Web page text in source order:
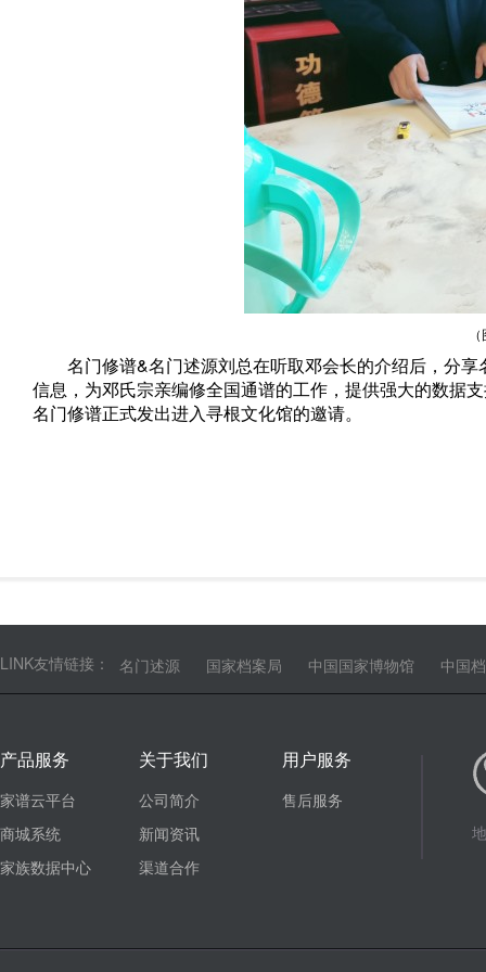
名门修谱&名门述源刘总在听取邓会长的介绍后，分享
信息，为邓氏宗亲编修全国通谱的工作，提供强大的数据
名门修谱正式发出进入寻根文化馆的邀请。
LINK友情链接： 名门述源 国家档案局 中国国家博物馆 中国
产品服务
家谱云平台
商城系统
家族数据中心
用户服务
售后服务
关于我们
公司简介
新闻资讯
渠道合作